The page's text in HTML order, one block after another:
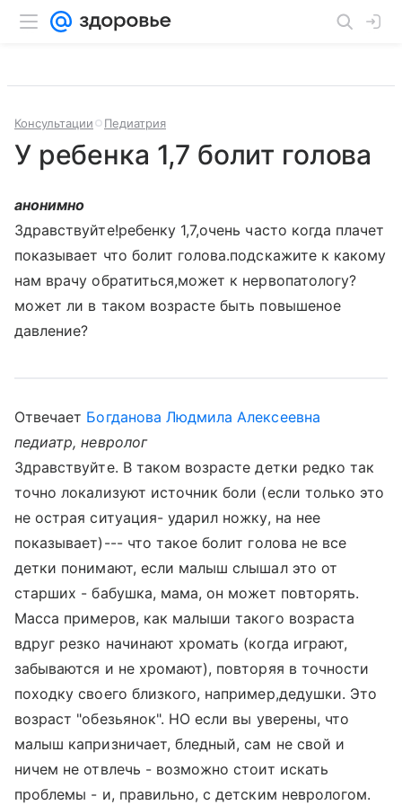
Консультации Педиатрия
У ребенка 1,7 болит голова
анонимно
Здравствуйте!ребенку 1,7,очень часто когда плачет
показывает что болит голова.подскажите к какому
нам врачу обратиться,может к нервопатологу?
может ли в таком возрасте быть повышеное
давление?
Отвечает Богданова Людмила Алексеевна
педиатр, невролог
Здравствуйте. В таком возрасте детки редко так
точно локализуют источник боли (если только это
не острая ситуация- ударил ножку, на нее
показывает)--- что такое болит голова не все
детки понимают, если малыш слышал это от
старших - бабушка, мама, он может повторять.
Масса примеров, как малыши такого возраста
вдруг резко начинают хромать (когда играют,
забываются и не хромают), повторяя в точности
походку своего близкого, например,дедушки. Это
возраст "обезьянок". НО если вы уверены, что
малыш капризничает, бледный, сам не свой и
ничем не отвлечь - возможно стоит искать
проблемы - и, правильно, с детским неврологом.